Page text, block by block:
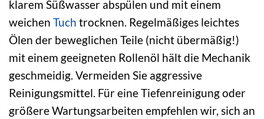
klarem Süßwasser abspülen und mit einem
weichen Tuch trocknen. Regelmäßiges leichtes
Ölen der beweglichen Teile (nicht übermäßig!)
mit einem geeigneten Rollenöl hält die Mechanik
geschmeidig. Vermeiden Sie aggressive
Reinigungsmittel. Für eine Tiefenreinigung oder
größere Wartungsarbeiten empfehlen wir, sich an